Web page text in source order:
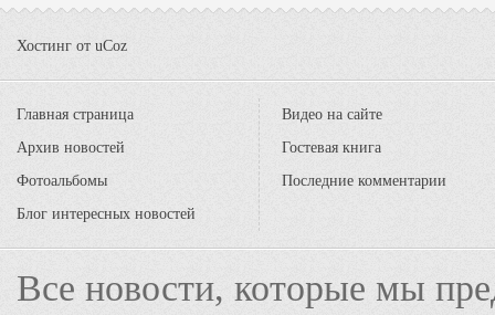
Хостинг от uCoz
Главная страница
Архив новостей
Фотоальбомы
Блог интересных новостей
Видео на сайте
Гостевая книга
Последние комментарии
Все новости, которые мы